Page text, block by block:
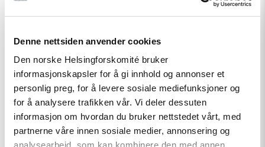
Denne nettsiden anvender cookies
Den norske Helsingforskomité bruker
informasjonskapsler for å gi innhold og annonser et
personlig preg, for å levere sosiale mediefunksjoner og
for å analysere trafikken vår. Vi deler dessuten
informasjon om hvordan du bruker nettstedet vårt, med
partnerne våre innen sosiale medier, annonsering og
analysearbeid, som kan kombinere den med annen
Assisterende generalsekretær Gunnar Ekeløve-Slydal: 952
Informasjonsrådgiver Anders Nielsen: 408 44 709